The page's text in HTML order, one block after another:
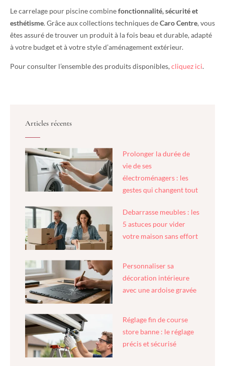
Le carrelage pour piscine combinefonctionnalité, sécurité et
esthétisme. Grâce aux collections techniques deCaro Centre, vous
êtes assuré de trouver un produit à la fois beau et durable, adapté
à votre budget et à votre style d’aménagement extérieur.
Pour consulter l’ensemble des produits disponibles,cliquez ici.
Articles récents
Prolonger la durée de
vie de ses
électroménagers : les
gestes qui changent tout
Debarrasse meubles : les
5 astuces pour vider
votre maison sans effort
Personnaliser sa
décoration intérieure
avec une ardoise gravée
Réglage fin de course
store banne : le réglage
précis et sécurisé